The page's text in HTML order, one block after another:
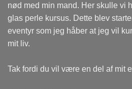
nød med min mand. Her skulle vi
glas perle kursus. Dette blev
eventyr som jeg håber at jeg vil
mit liv.
Tak fordi du vil være en del af mit